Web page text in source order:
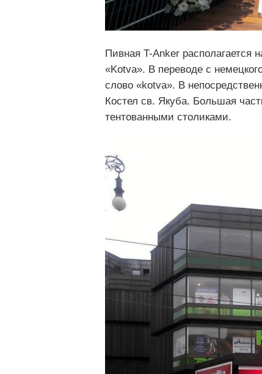
Пивная T-Anker располагается
«Kotva». В переводе с
слово «kotva». В
Костел св. Якуба. Большая
тентованными столиками.